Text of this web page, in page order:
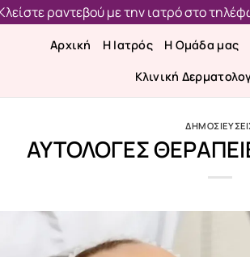
ραντεβού με την ιατρό στο
Αρχική Η Ιατρός Η Ομάδα μας
Κλινική
ΑΥΤΟΛΟΓΕΣ